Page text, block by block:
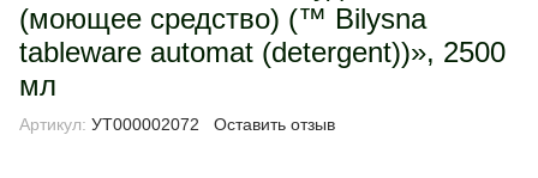
(моющее средство) (™ Bilysna
tableware automat (detergent))», 2500
мл
Артикул: УТ000002072 Оставить отзыв